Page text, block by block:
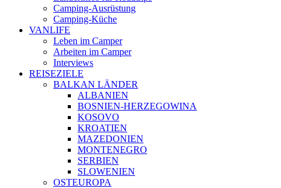
Camping-Ausrüstung
Camping-Küche
VANLIFE
Leben im Camper
Arbeiten im Camper
Interviews
REISEZIELE
BALKAN LÄNDER
ALBANIEN
BOSNIEN-HERZEGOWINA
KOSOVO
KROATIEN
MAZEDONIEN
MONTENEGRO
SERBIEN
SLOWENIEN
OSTEUROPA